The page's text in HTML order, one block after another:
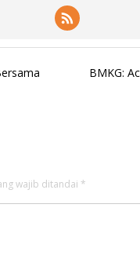
BMKG:
wajib ditandai *